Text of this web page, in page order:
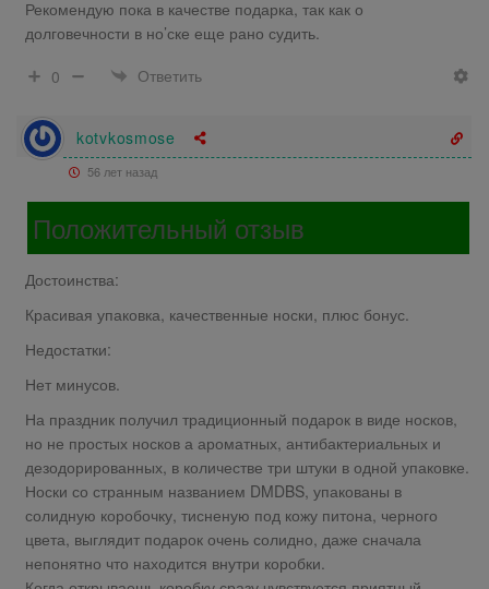
Рекомендую пока в качестве подарка, так как о
долговечности в но’ске еще рано судить.
0
Ответить
kotvkosmose
56 лет назад
Положительный отзыв
Достоинства:
Красивая упаковка, качественные носки, плюс бонус.
Недостатки:
Нет минусов.
На праздник получил традиционный подарок в виде носков,
но не простых носков а ароматных, антибактериальных и
дезодорированных, в количестве три штуки в одной упаковке.
Носки со странным названием DMDBS, упакованы в
солидную коробочку, тисненую под кожу питона, черного
цвета, выглядит подарок очень солидно, даже сначала
непонятно что находится внутри коробки.